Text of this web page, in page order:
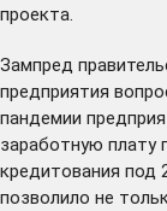
проекта.
Зампред
предприятия
пандемии
заработную плату
кредитования под
позволило не